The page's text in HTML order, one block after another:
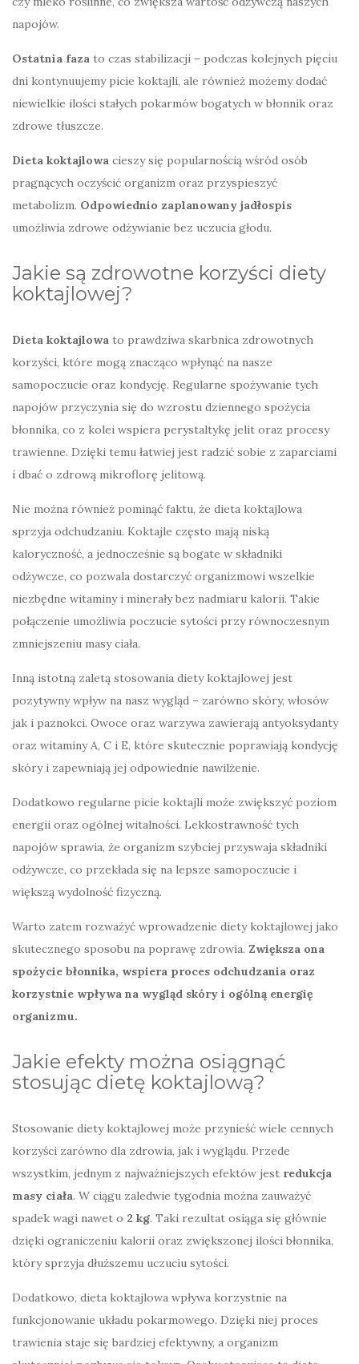
napojów.
Ostatnia faza to czas stabilizacji – podczas kolejnych pięciu
dni kontynuujemy picie koktajli, ale również możemy dodać
niewielkie ilości stałych pokarmów bogatych w błonnik oraz
zdrowe tłuszcze.
Dieta koktajlowa cieszy się popularnością wśród osób
pragnących oczyścić organizm oraz przyspieszyć
metabolizm. Odpowiednio zaplanowany jadłospis
umożliwia zdrowe odżywianie bez uczucia głodu.
Jakie są zdrowotne korzyści diety
koktajlowej?
Dieta koktajlowa to prawdziwa skarbnica zdrowotnych
korzyści, które mogą znacząco wpłynąć na nasze
samopoczucie oraz kondycję. Regularne spożywanie tych
napojów przyczynia się do wzrostu dziennego spożycia
błonnika, co z kolei wspiera perystaltykę jelit oraz procesy
trawienne. Dzięki temu łatwiej jest radzić sobie z zaparciami
i dbać o zdrową mikroflorę jelitową.
Nie można również pominąć faktu, że dieta koktajlowa
sprzyja odchudzaniu. Koktajle często mają niską
kaloryczność, a jednocześnie są bogate w składniki
odżywcze, co pozwala dostarczyć organizmowi wszelkie
niezbędne witaminy i minerały bez nadmiaru kalorii. Takie
połączenie umożliwia poczucie sytości przy równoczesnym
zmniejszeniu masy ciała.
Inną istotną zaletą stosowania diety koktajlowej jest
pozytywny wpływ na nasz wygląd – zarówno skóry, włosów
jak i paznokci. Owoce oraz warzywa zawierają antyoksydanty
oraz witaminy A, C i E, które skutecznie poprawiają kondycję
skóry i zapewniają jej odpowiednie nawilżenie.
Dodatkowo regularne picie koktajli może zwiększyć poziom
energii oraz ogólnej witalności. Lekkostrawność tych
napojów sprawia, że organizm szybciej przyswaja składniki
odżywcze, co przekłada się na lepsze samopoczucie i
większą wydolność fizyczną.
Warto zatem rozważyć wprowadzenie diety koktajlowej jako
skutecznego sposobu na poprawę zdrowia. Zwiększa ona
spożycie błonnika, wspiera proces odchudzania oraz
korzystnie wpływa na wygląd skóry i ogólną energię
organizmu.
Jakie efekty można osiągnąć
stosując dietę koktajlową?
Stosowanie diety koktajlowej może przynieść wiele cennych
korzyści zarówno dla zdrowia, jak i wyglądu. Przede
wszystkim, jednym z najważniejszych efektów jest redukcja
masy ciała. W ciągu zaledwie tygodnia można zauważyć
spadek wagi nawet o 2 kg. Taki rezultat osiąga się głównie
dzięki ograniczeniu kalorii oraz zwiększonej ilości błonnika,
który sprzyja dłuższemu uczuciu sytości.
Dodatkowo, dieta koktajlowa wpływa korzystnie na
funkcjonowanie układu pokarmowego. Dzięki niej proces
trawienia staje się bardziej efektywny, a organizm